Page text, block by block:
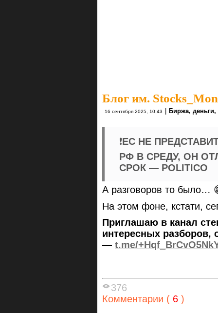
Блог им.
16 сентября 2025, 10:43 Биржа,
❗️ЕС НЕ
РФ В СРЕДУ, ОН
СРОК — POLITICO
А разговоров то было…
На этом фоне, кстати,
Приглашаю в канал
интересных разборов,
— t.me/
376
Комментарии ( 6 )